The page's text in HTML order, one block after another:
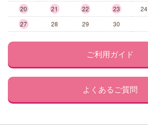
20
21 22 23 24
27
28 29 30
ご利用ガイド
よくあるご質問